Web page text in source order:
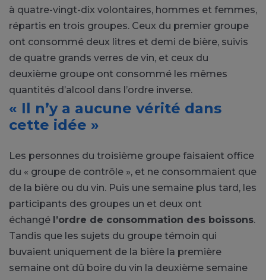
à quatre-vingt-dix volontaires, hommes et femmes,
répartis en trois groupes. Ceux du premier groupe
ont consommé deux litres et demi de bière, suivis
de quatre grands verres de vin, et ceux du
deuxième groupe ont consommé les mêmes
quantités d’alcool dans l’ordre inverse.
« Il n’y a aucune vérité dans
cette idée »
Les personnes du troisième groupe faisaient office
du « groupe de contrôle », et ne consommaient que
de la bière ou du vin. Puis une semaine plus tard, les
participants des groupes un et deux ont
échangé l’ordre de consommation des boissons.
Tandis que les sujets du groupe témoin qui
buvaient uniquement de la bière la première
semaine ont dû boire du vin la deuxième semaine